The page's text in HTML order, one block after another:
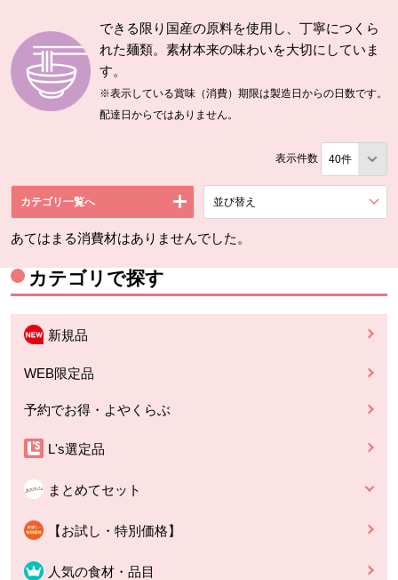
できる限り国産の原料を使用し、丁寧につくら
れた麺類。素材本来の味わいを大切にしていま
す。
※表示している賞味（消費）期限は製造日からの日数です。
配達日からではありません。
表示件数
カテゴリ一覧へ 並び替え
あてはまる消費材はありませんでした。
カテゴリで探す
新規品
WEB限定品
予約でお得・よやくらぶ
L's選定品
まとめてセット
【お試し・特別価格】
人気の食材・品目